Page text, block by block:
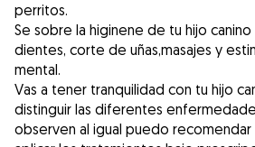
perritos.
Se sobre la higinene de tu hijo
dientes, corte de uñas,masajes y
mental.
Vas a tener tranquilidad con tu hijo
distinguir las diferentes
observen al igual puedo